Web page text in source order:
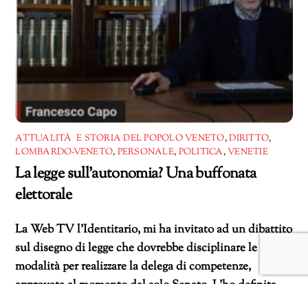
ATTUALITÀ E STORIA DEL POPOLO VENETO,DIRITTO,
LOMBARDO-VENETO, PERSONALE, POLITICA,VENETIE
La legge sull’autonomia? Una buffonata
elettorale
La Web TV l’Identitario, mi ha invitato ad un dibattito
sul disegno di legge che dovrebbe disciplinare le
modalità per realizzare la delega di competenze,